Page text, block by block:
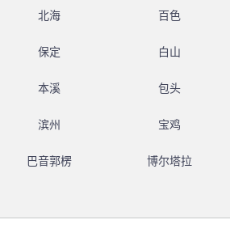
北海 百色
保定 白山
本溪 包头
滨州 宝鸡
巴音郭楞 博尔塔拉